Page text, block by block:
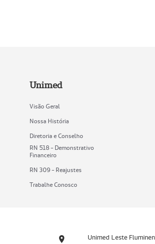
Unimed
Visão Geral
Nossa História
Diretoria e Conselho
RN 518 - Demonstrativo
Financeiro
RN 309 - Reajustes
Trabalhe Conosco
Unimed Leste